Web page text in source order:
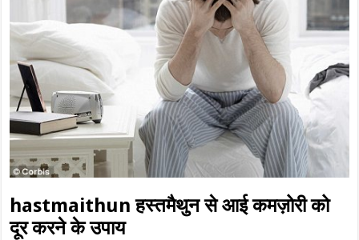
hastmaithun हस्तमैथुन से आई कमज़ोरी को
दूर करने के उपाय